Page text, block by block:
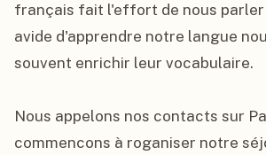
français fait l'effort de nous
avide d'apprendre notre langue
souvent enrichir leur vocabulaire.
Nous appelons nos contacts sur
commencons à roganiser notre